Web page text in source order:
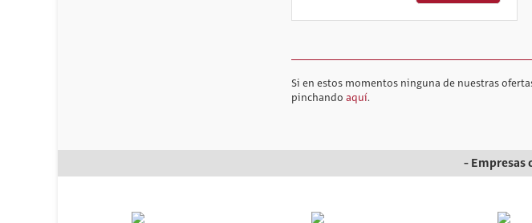
Si en estos momentos ninguna de nuestras
pinchandoaquí.
- Empresas